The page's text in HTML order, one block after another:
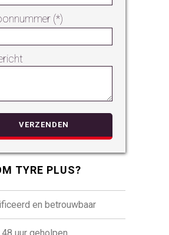
(*)
TYRE PLUS?
en betrouwbaar